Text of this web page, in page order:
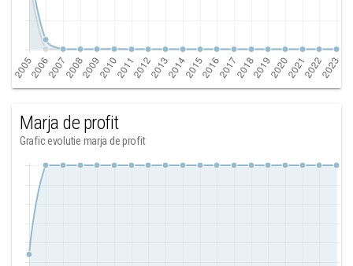
Marja de profit
Grafic evolutie marja de profit